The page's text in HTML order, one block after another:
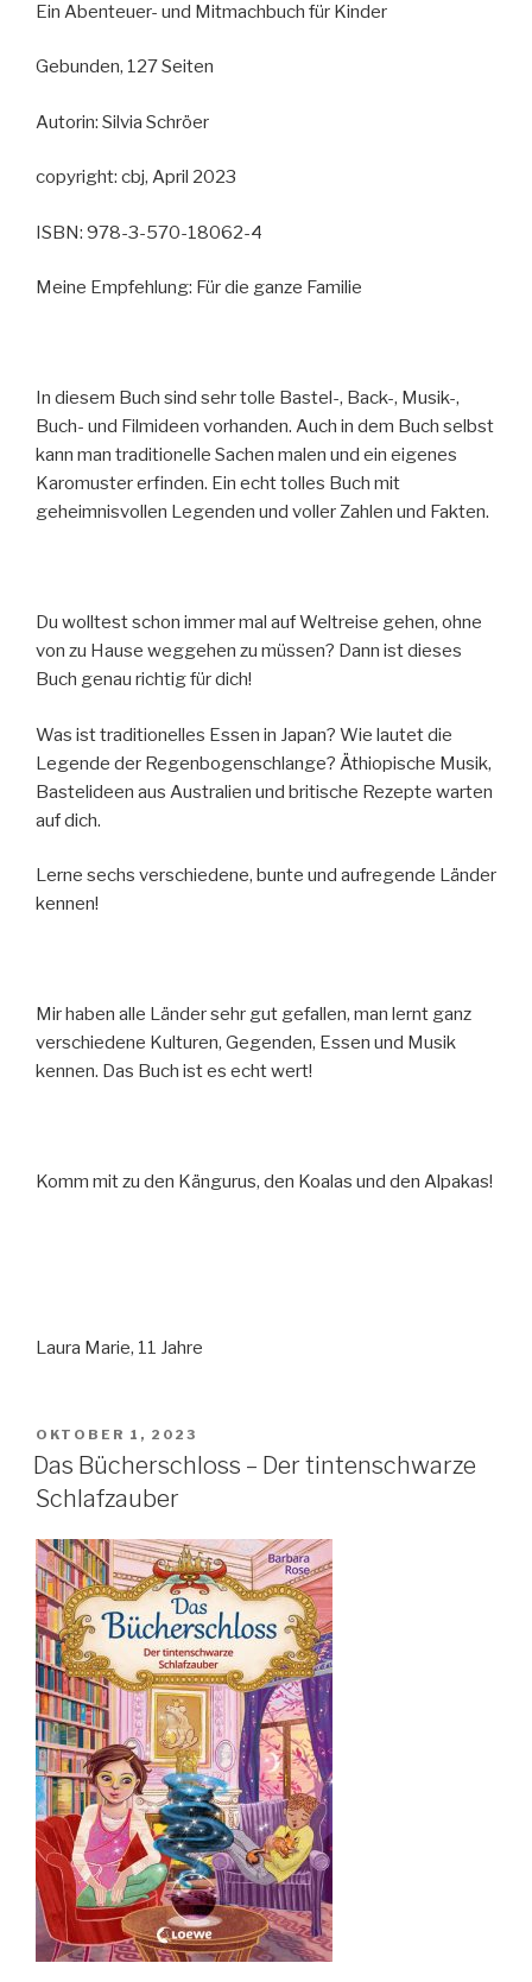
Ein Abenteuer- und Mitmachbuch für Kinder
Gebunden, 127 Seiten
Autorin: Silvia Schröer
copyright: cbj, April 2023
ISBN: 978-3-570-18062-4
Meine Empfehlung: Für die ganze Familie
In diesem Buch sind sehr tolle Bastel-, Back-, Musik-,
Buch- und Filmideen vorhanden. Auch in dem Buch selbst
kann man traditionelle Sachen malen und ein eigenes
Karomuster erfinden. Ein echt tolles Buch mit
geheimnisvollen Legenden und voller Zahlen und Fakten.
Du wolltest schon immer mal auf Weltreise gehen, ohne
von zu Hause weggehen zu müssen? Dann ist dieses
Buch genau richtig für dich!
Was ist traditionelles Essen in Japan? Wie lautet die
Legende der Regenbogenschlange? Äthiopische Musik,
Bastelideen aus Australien und britische Rezepte warten
auf dich.
Lerne sechs verschiedene, bunte und aufregende Länder
kennen!
Mir haben alle Länder sehr gut gefallen, man lernt ganz
verschiedene Kulturen, Gegenden, Essen und Musik
kennen. Das Buch ist es echt wert!
Komm mit zu den Kängurus, den Koalas und den Alpakas!
Laura Marie, 11 Jahre
VERÖFFENTLICHT
AM
OKTOBER 1, 2023
Das Bücherschloss – Der tintenschwarze
Schlafzauber